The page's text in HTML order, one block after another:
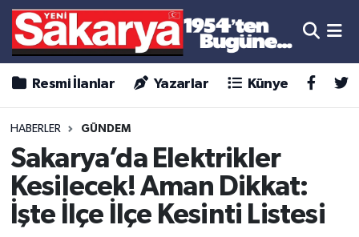
Resmi İlanlar Yazarlar Künye
HABERLER GÜNDEM
Sakarya’da Elektrikler
Kesilecek! Aman Dikkat:
İşte İlçe İlçe Kesinti Listesi